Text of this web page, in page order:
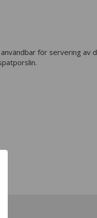
för servering av